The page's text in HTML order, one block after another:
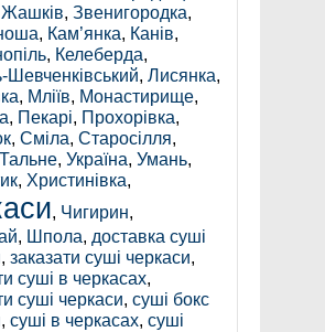
Жашків, Звенигородка,
, Кам’янка, Канів,
, Келеберда,
Шевченківський, Лисянка,
, Мліїв, Монастирище,
, Пекарі, Прохорівка,
, Сміла, Старосілля,
Тальне, Україна, Умань,
, Христинівка,
, Чигирин,
, Шпола, доставка суші
, заказати суші черкаси,
суші в черкасах,
суші черкаси, суші бокс
, суші в черкасах, суші